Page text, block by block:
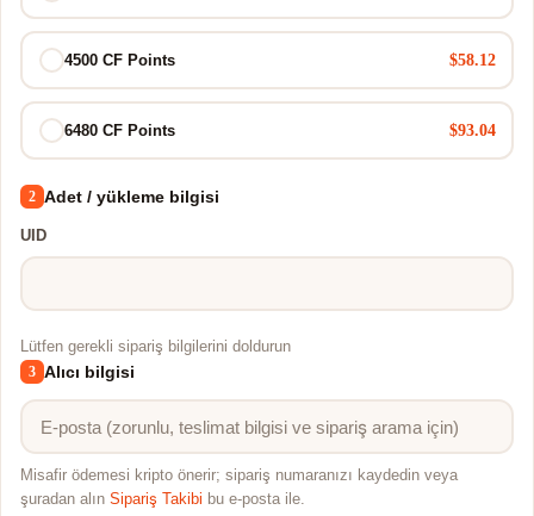
4500 CF Points $58.12
6480 CF Points $93.04
2 Adet / yükleme bilgisi
UID
Lütfen gerekli sipariş bilgilerini doldurun
3 Alıcı bilgisi
Misafir ödemesi kripto önerir; sipariş numaranızı kaydedin veya
şuradan alın Sipariş Takibi bu e-posta ile.